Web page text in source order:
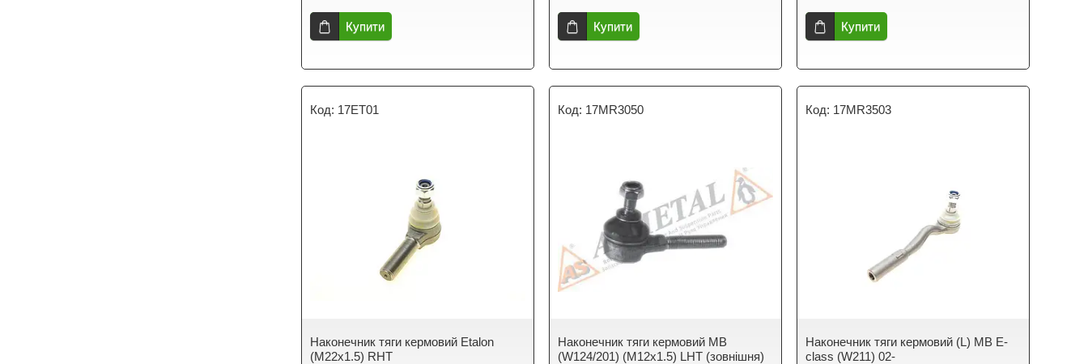
Купити Купити Купити
17ET01
Наконечник тяги кермовий Etalon
(M22x1.5) RHT
17MR3050
Наконечник тяги кермовий MB
(W124/201) (M12x1.5) LHT (зовнішня)
17MR3503
Наконечник тяги кермовий (L) MB E-
class (W211) 02-